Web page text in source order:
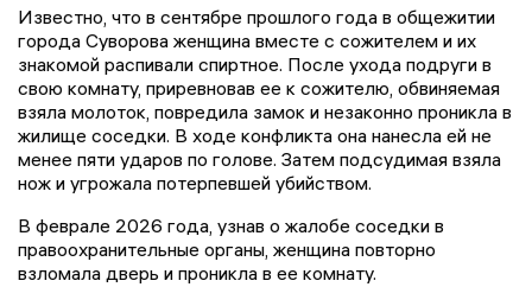
Известно, что в сентябре прошлого года в общежитии
города Суворова женщина вместе с сожителем и их
знакомой распивали спиртное. После ухода подруги в
свою комнату, приревновав ее к сожителю, обвиняемая
взяла молоток, повредила замок и незаконно проникла в
жилище соседки. В ходе конфликта она нанесла ей не
менее пяти ударов по голове. Затем подсудимая взяла
нож и угрожала потерпевшей убийством.
В феврале 2026 года, узнав о жалобе соседки в
правоохранительные органы, женщина повторно
взломала дверь и проникла в ее комнату.